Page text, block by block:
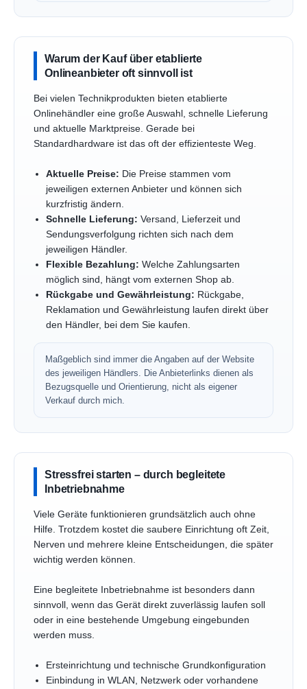
Warum der Kauf über etablierte
Onlineanbieter oft sinnvoll ist
Bei vielen Technikprodukten bieten etablierte
Onlinehändler eine große Auswahl, schnelle Lieferung
und aktuelle Marktpreise. Gerade bei
Standardhardware ist das oft der effizienteste Weg.
Aktuelle Preise: Die Preise stammen vom
jeweiligen externen Anbieter und können sich
kurzfristig ändern.
Schnelle Lieferung: Versand, Lieferzeit und
Sendungsverfolgung richten sich nach dem
jeweiligen Händler.
Flexible Bezahlung: Welche Zahlungsarten
möglich sind, hängt vom externen Shop ab.
Rückgabe und Gewährleistung: Rückgabe,
Reklamation und Gewährleistung laufen direkt über
den Händler, bei dem Sie kaufen.
Maßgeblich sind immer die Angaben auf der Website
des jeweiligen Händlers. Die Anbieterlinks dienen als
Bezugsquelle und Orientierung, nicht als eigener
Verkauf durch mich.
Stressfrei starten – durch begleitete
Inbetriebnahme
Viele Geräte funktionieren grundsätzlich auch ohne
Hilfe. Trotzdem kostet die saubere Einrichtung oft Zeit,
Nerven und mehrere kleine Entscheidungen, die später
wichtig werden können.
Eine begleitete Inbetriebnahme ist besonders dann
sinnvoll, wenn das Gerät direkt zuverlässig laufen soll
oder in eine bestehende Umgebung eingebunden
werden muss.
Ersteinrichtung und technische Grundkonfiguration
Einbindung in WLAN, Netzwerk oder vorhandene